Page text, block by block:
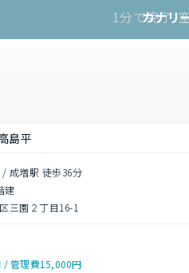
1分で完了!
カナリ
島平
成増駅 徒歩36分
建
三園２丁目16-1
/管理費15,000円